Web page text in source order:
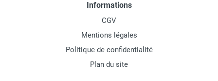
Informations
CGV
Mentions légales
Politique de confidentialité
Plan du site